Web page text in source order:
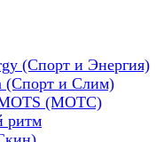
(Спорт и Энергия)
(Спорт и Слим)
MOTS (МОТС)
ритм